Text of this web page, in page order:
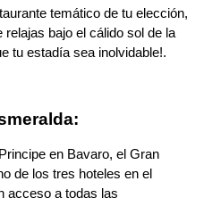
temático de tu elección,
bajo el cálido sol de la
tu estadía sea inolvidable!.
en Bavaro, el Gran
de los tres hoteles en el
acceso a todas las